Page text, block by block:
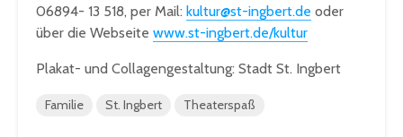
06894- 13 518, per Mail: kultur@st-ingbert.de oder
über die Webseite www.st-ingbert.de/kultur
Plakat- und Collagengestaltung: Stadt St. Ingbert
Familie St. Ingbert Theaterspaß